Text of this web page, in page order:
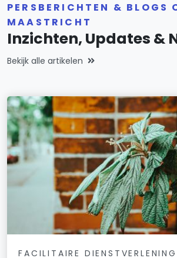
PERSBERICHTEN & BLOGS
MAASTRICHT
Inzichten, Updates &
Bekijk alle artikelen
FACILITAIRE DIENSTVERLENING